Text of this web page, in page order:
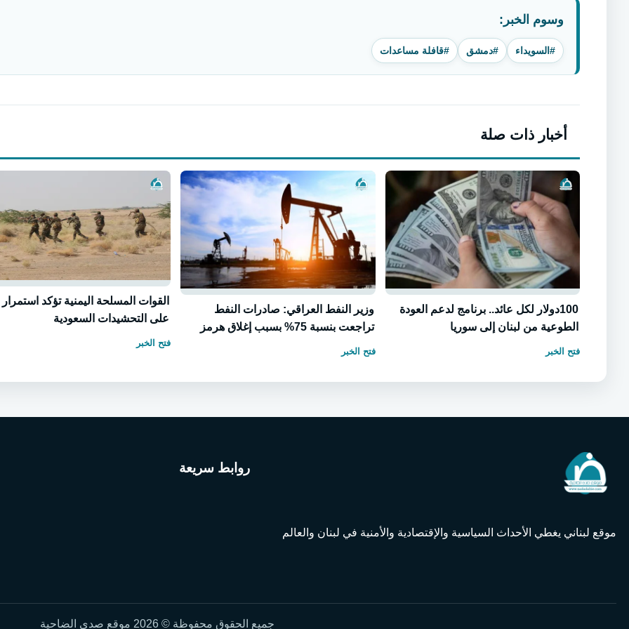
وسوم الخبر:
#السويداء #دمشق #قافلة مساعدات
أخبار ذات صلة
100دولار لكل عائد.. برنامج لدعم العودة
الطوعية من لبنان إلى سوريا
فتح الخبر
وزير النفط العراقي: صادرات النفط
تراجعت بنسبة 75% بسبب إغلاق هرمز
فتح الخبر
القوات المسلحة اليمنية تؤكد استمرار
على التحشيدات السعودية
فتح الخبر
موقع لبناني يغطي الأحداث السياسية والإقتصادية والأمنية في لبنان والعالم
روابط سريعة
جميع الحقوق محفوظة © 2026 موقع صدى الضاحية